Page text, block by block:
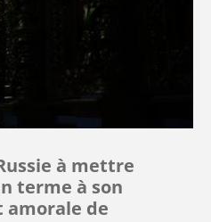
à mettre
terme à son
amorale de